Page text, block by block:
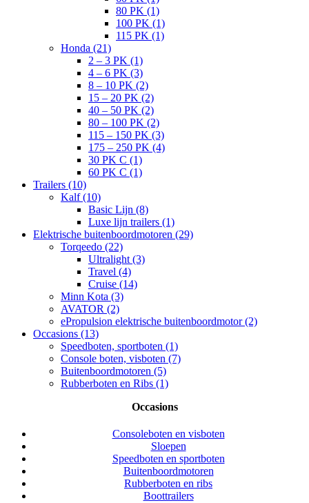
80 PK (1)
100 PK (1)
115 PK (1)
Honda (21)
2 – 3 PK (1)
4 – 6 PK (3)
8 – 10 PK (2)
15 – 20 PK (2)
40 – 50 PK (2)
80 – 100 PK (2)
115 – 150 PK (3)
175 – 250 PK (4)
30 PK C (1)
60 PK C (1)
Trailers (10)
Kalf (10)
Basic Lijn (8)
Luxe lijn trailers (1)
Elektrische buitenboordmotoren (29)
Torqeedo (22)
Ultralight (3)
Travel (4)
Cruise (14)
Minn Kota (3)
AVATOR (2)
ePropulsion elektrische buitenboordmotor (2)
Occasions (13)
Speedboten, sportboten (1)
Console boten, visboten (7)
Buitenboordmotoren (5)
Rubberboten en Ribs (1)
Occasions
Consoleboten en visboten
Sloepen
Speedboten en sportboten
Buitenboordmotoren
Rubberboten en ribs
Boottrailers